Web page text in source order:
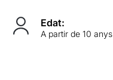
Edat:
A partir de 10 anys